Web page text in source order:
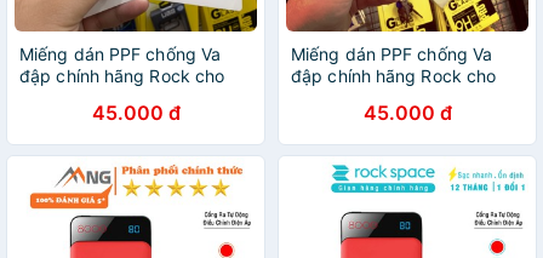
Miếng dán PPF chống Va
đập chính hãng Rock cho
45.000 đ
Miếng dán PPF chống Va
đập chính hãng Rock cho
45.000 đ